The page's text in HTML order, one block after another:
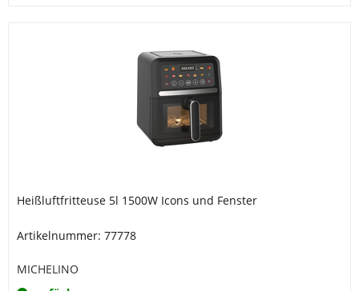
Heißluftfritteuse 5l 1500W Icons und Fenster
Artikelnummer: 77778
MICHELINO